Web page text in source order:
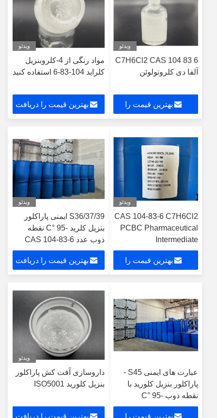
ویدئو
C7H6Cl2 CAS 104 83 6
آلفا دی کلروتولوئن
بهترین قیمت را
ویدئو
مواد رنگی از 4-کلروبنزیل
کلراید 104-83-6 استفاده کنید
بهترین قیمت را دریافت
ویدئو
CAS 104-83-6 C7H6Cl2
PCBC Pharmaceutical
Intermediate
بهترین قیمت را
ویدئو
S36/37/39 ایمنی پاراکلور
بنزیل کلرید -95 °C نقطه
ذوب عدد CAS 104-83-6
بهترین قیمت را دریافت
عبارت های ایمنی S45 -
پاراکلور بنزیل کلورید با
نقطه ذوب -95 °C
ویدئو
داروسازی آفت کش پاراکلور
بنزیل کلورید ISO5001